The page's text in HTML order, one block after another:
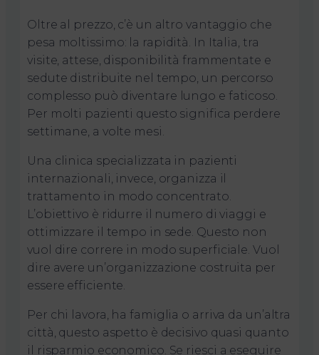
Oltre al prezzo, c’è un altro vantaggio che
pesa moltissimo: la rapidità. In Italia, tra
visite, attese, disponibilità frammentate e
sedute distribuite nel tempo, un percorso
complesso può diventare lungo e faticoso.
Per molti pazienti questo significa perdere
settimane, a volte mesi.
Una clinica specializzata in pazienti
internazionali, invece, organizza il
trattamento in modo concentrato.
L’obiettivo è ridurre il numero di viaggi e
ottimizzare il tempo in sede. Questo non
vuol dire correre in modo superficiale. Vuol
dire avere un’organizzazione costruita per
essere efficiente.
Per chi lavora, ha famiglia o arriva da un’altra
città, questo aspetto è decisivo quasi quanto
il risparmio economico. Se riesci a eseguire